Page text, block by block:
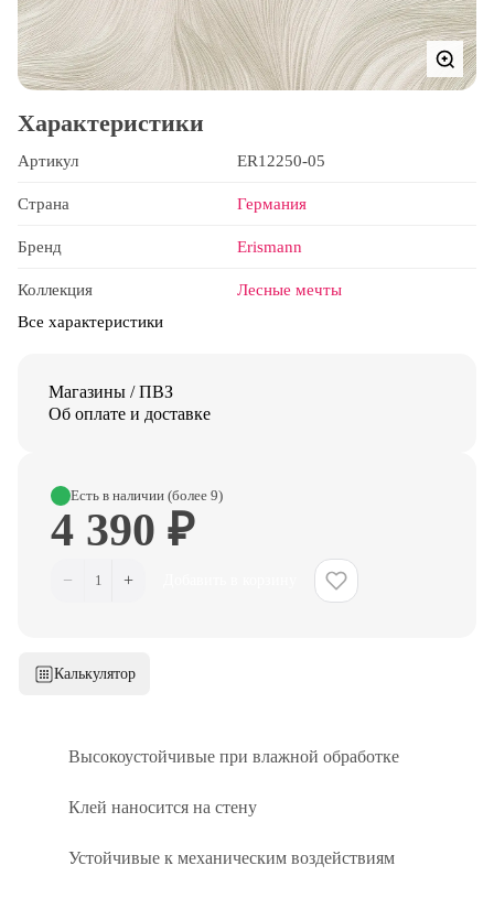
Характеристики
Артикул ER12250-05
Страна Германия
Бренд Erismann
Коллекция
Лесные мечты
Все характеристики
Магазины / ПВЗ
Об оплате и доставке
Есть в наличии (более 9)
4 390 ₽
− 1 +
Калькулятор
Высокоустойчивые при влажной обработке
Клей наносится на стену
Устойчивые к механическим воздействиям